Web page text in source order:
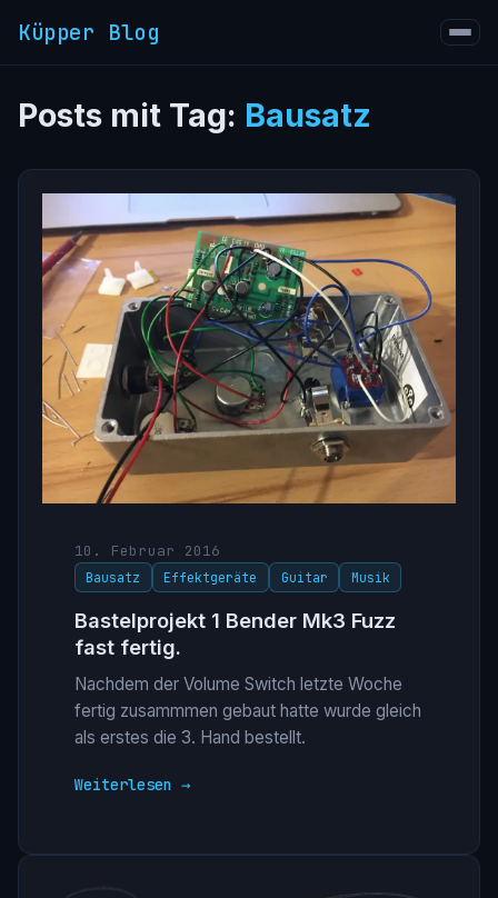
Küpper Blog
Posts mit Tag: Bausatz
10. Februar 2016
Bausatz Effektgeräte Guitar Musik
Bastelprojekt 1 Bender Mk3 Fuzz
fast fertig.
Nachdem der Volume Switch letzte Woche
fertig zusammmen gebaut hatte wurde gleich
als erstes die 3. Hand bestellt.
Weiterlesen →